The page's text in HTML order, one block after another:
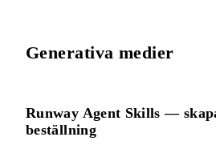
Generativa medier
Runway Agent Skills —
beställning